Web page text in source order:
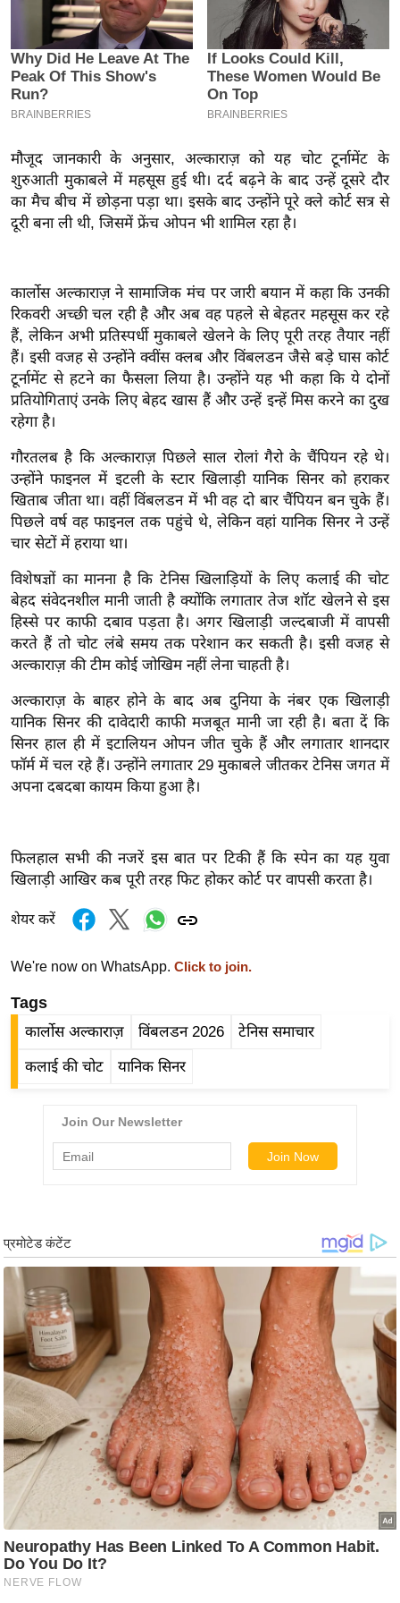
म
ई
-
पे
र
मि
सा
बे
मि
सा
ल
श
ख्सि
य
त
यं
ग
इं
डि
या
सा
हि
त्य
ज
ग
त
ऑ
टो
व
ज
ब्री
फ
नो
ज
न
ज
ली
वु
ड
फि
ल्म
स
मी
क्षा
B
r
e
a
k
i
n
मौजूद जानकारी के अनुसार, अल्काराज़ को यह चोट टूर्नामेंट के
शुरुआती मुकाबले में महसूस हुई थी। दर्द बढ़ने के बाद उन्हें दूसरे दौर
का मैच बीच में छोड़ना पड़ा था। इसके बाद उन्होंने पूरे क्ले कोर्ट सत्र से
दूरी बना ली थी, जिसमें फ्रेंच ओपन भी शामिल रहा है।
कार्लोस अल्काराज़ ने सामाजिक मंच पर जारी बयान में कहा कि उनकी
रिकवरी अच्छी चल रही है और अब वह पहले से बेहतर महसूस कर रहे
हैं, लेकिन अभी प्रतिस्पर्धी मुकाबले खेलने के लिए पूरी तरह तैयार नहीं
हैं। इसी वजह से उन्होंने क्वींस क्लब और विंबलडन जैसे बड़े घास कोर्ट
टूर्नामेंट से हटने का फैसला लिया है। उन्होंने यह भी कहा कि ये दोनों
प्रतियोगिताएं उनके लिए बेहद खास हैं और उन्हें इन्हें मिस करने का दुख
रहेगा है।
गौरतलब है कि अल्काराज़ पिछले साल रोलां गैरो के चैंपियन रहे थे।
उन्होंने फाइनल में इटली के स्टार खिलाड़ी यानिक सिनर को हराकर
खिताब जीता था। वहीं विंबलडन में भी वह दो बार चैंपियन बन चुके हैं।
पिछले वर्ष वह फाइनल तक पहुंचे थे, लेकिन वहां यानिक सिनर ने उन्हें
चार सेटों में हराया था।
विशेषज्ञों का मानना है कि टेनिस खिलाड़ियों के लिए कलाई की चोट
बेहद संवेदनशील मानी जाती है क्योंकि लगातार तेज शॉट खेलने से इस
हिस्से पर काफी दबाव पड़ता है। अगर खिलाड़ी जल्दबाजी में वापसी
करते हैं तो चोट लंबे समय तक परेशान कर सकती है। इसी वजह से
अल्काराज़ की टीम कोई जोखिम नहीं लेना चाहती है।
अल्काराज़ के बाहर होने के बाद अब दुनिया के नंबर एक खिलाड़ी
यानिक सिनर की दावेदारी काफी मजबूत मानी जा रही है। बता दें कि
सिनर हाल ही में इटालियन ओपन जीत चुके हैं और लगातार शानदार
फॉर्म में चल रहे हैं। उन्होंने लगातार 29 मुकाबले जीतकर टेनिस जगत में
अपना दबदबा कायम किया हुआ है।
फिलहाल सभी की नजरें इस बात पर टिकी हैं कि स्पेन का यह युवा
खिलाड़ी आखिर कब पूरी तरह फिट होकर कोर्ट पर वापसी करता है।
शेयर करें
We're now on WhatsApp. Click to join.
Tags
कार्लोस अल्काराज़ विंबलडन 2026 टेनिस समाचार
कलाई की चोट यानिक सिनर